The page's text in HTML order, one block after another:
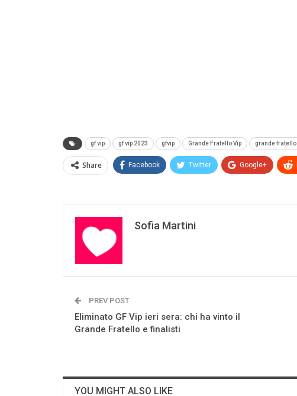
gf vip gf vip 2023 gfvip Grande Fratello Vip grande fratello
Share Facebook Twitter Google+
Sofia Martini
PREV POST
Eliminato GF Vip ieri sera: chi ha vinto il
Grande Fratello e finalisti
YOU MIGHT ALSO LIKE